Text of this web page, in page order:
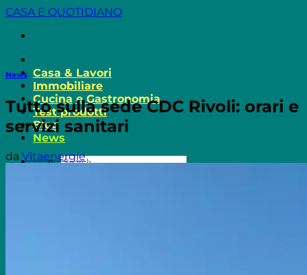
Salta
contenuti
CASA E QUOTIDIANO
Casa & Lavori
Immobiliare
Cucina e Gastronomia
Test prodotti
Blog
News
News
Tutto sulla sede CDC Rivoli: orari e
servizi sanitari
da Vitaenergie